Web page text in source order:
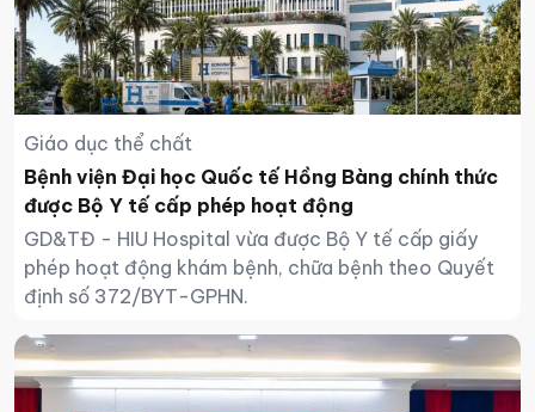
Giáo dục thể chất
Bệnh viện Đại học Quốc tế Hồng Bàng chính thức
được Bộ Y tế cấp phép hoạt động
GD&TĐ - HIU Hospital vừa được Bộ Y tế cấp giấy
phép hoạt động khám bệnh, chữa bệnh theo Quyết
định số 372/BYT-GPHN.